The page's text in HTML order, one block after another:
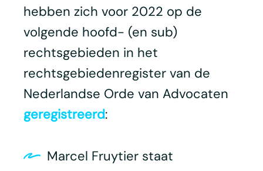
hebben zich voor 2022 op de
volgende hoofd- (en sub)
rechtsgebieden in het
rechtsgebiedenregister van de
Nederlandse Orde van Advocaten
geregistreerd:
Marcel Fruytier staat